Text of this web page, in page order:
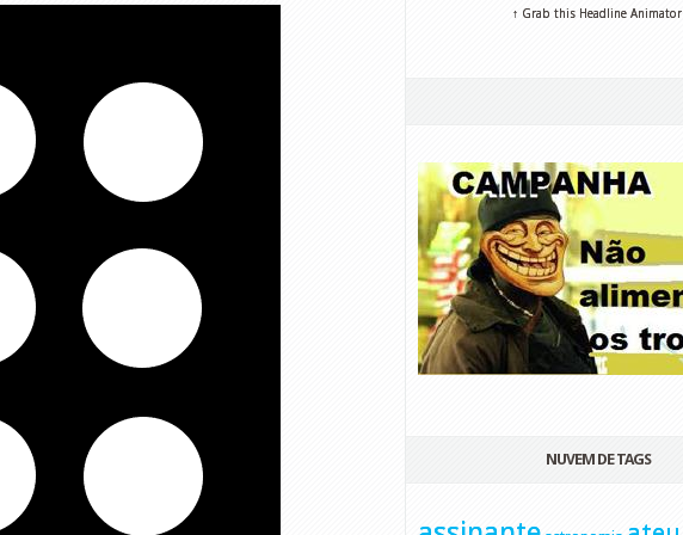
↑ Grab this Headline Animator
NUVEM DE TAGS